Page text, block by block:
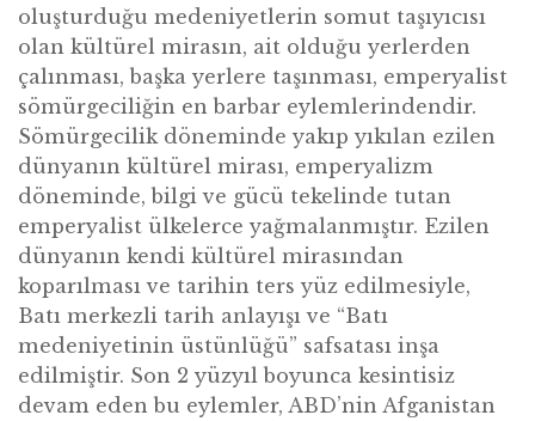
oluşturduğu medeniyetlerin somut taşıyıcısı
olan kültürel mirasın, ait olduğu yerlerden
çalınması, başka yerlere taşınması, emperyalist
sömürgeciliğin en barbar eylemlerindendir.
Sömürgecilik d öneminde yakıp yıkılan ezilen
dünyanın kültürel mirası, emperyalizm
d öneminde, bilgi ve gücü tekelinde tutan
emperyalist ülkelerce yağmalanmıştır. Ezilen
dünyanın kendi kültürel mirasından
koparılması ve tarihin ters yüz edilmesiyle,
Batı merkezli tarih anlayışıve “Batı
medeniyetinin üstünlüğü” safsatası inşa
edilmiştir. Son 2 yüzyıl boyunca kesintisiz
devam eden bu eylemler, ABD’nin Afganistan